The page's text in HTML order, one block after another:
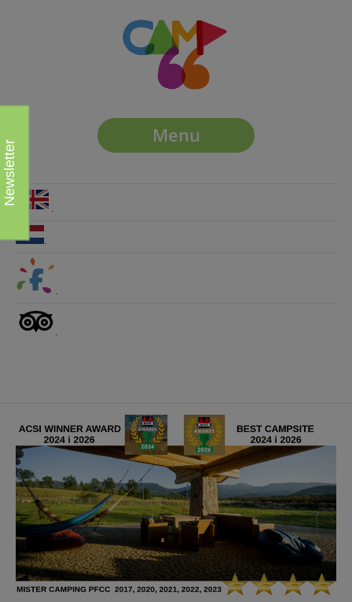
Menu
Newsletter